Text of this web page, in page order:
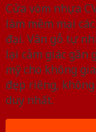
Cửa vòm nhựa
làm mềm mại
đại. Vân gỗ tự
lại cảm giác
mỹ cho không
đẹp riêng,
duy nhất.